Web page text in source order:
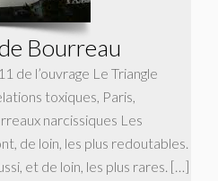
Bourreau
de l’ouvrage Le Triangle
toxiques, Paris,
narcissiques Les
de loin, les plus redoutables.
et de loin, les plus rares. […]